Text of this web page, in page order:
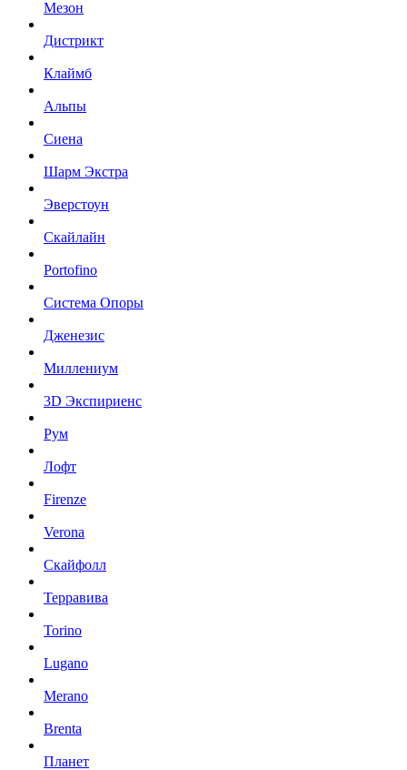
Мезон
Дистрикт
Клаймб
Альпы
Сиена
Шарм Экстра
Эверстоун
Скайлайн
Portofino
Система Опоры
Дженезис
Миллениум
3D Экспириенс
Рум
Лофт
Firenze
Verona
Скайфолл
Терравива
Torino
Lugano
Merano
Brenta
Планет